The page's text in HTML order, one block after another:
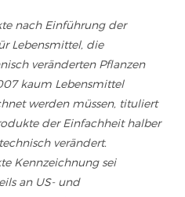
nach Einführung der
Lebensmittel, die
veränderten Pflanzen
kaum Lebensmittel
werden müssen, tituliert
der Einfachheit halber
verändert.
Kennzeichnung sei
an US- und